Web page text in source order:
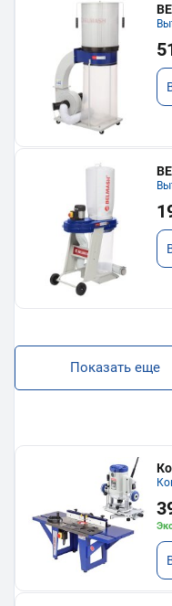
Показать еще